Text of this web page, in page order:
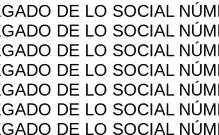
DE LO SOCIAL
DE LO SOCIAL
DE LO SOCIAL
DE LO SOCIAL
DE LO SOCIAL
DE LO SOCIAL
DE LO SOCIAL